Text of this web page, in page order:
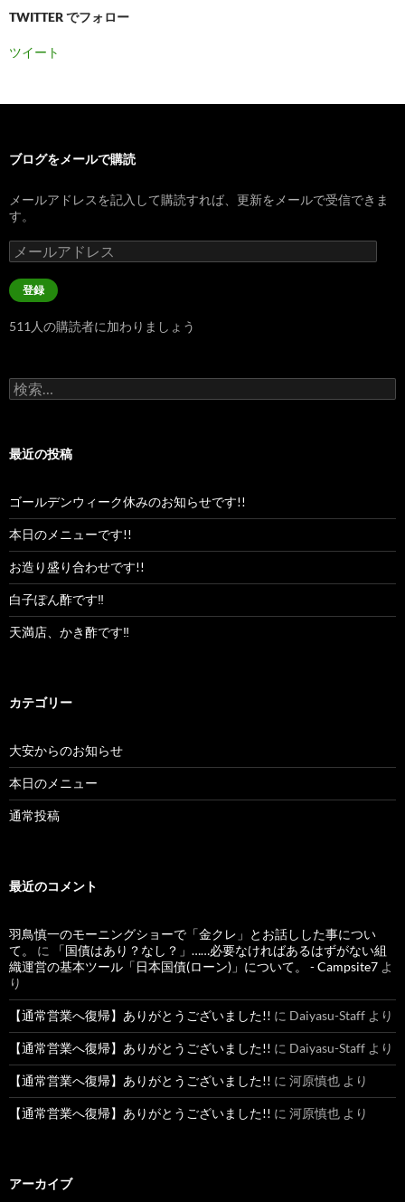
TWITTER でフォロー
ツイート
ブログをメールで購読
メールアドレスを記入して購読すれば、更新をメールで受信できま
す。
メ
ー
ル
ア
レ
登録
511人の購読者に加わりましょう
検
索:
最近の投稿
ゴールデンウィーク休みのお知らせです!!
本日のメニューです!!
お造り盛り合わせです!!
白子ぽん酢です‼︎
天満店、かき酢です‼︎
カテゴリー
大安からのお知らせ
本日のメニュー
通常投稿
最近のコメント
羽鳥慎一のモーニングショーで「金クレ」とお話しした事につい
て。
に
「国債はあり？なし？」……必要なければあるはずがない組
織運営の基本ツール「日本国債(ローン)」について。 - Campsite7 よ
り
【通常営業へ復帰】ありがとうございました!! に Daiyasu-Staff より
【通常営業へ復帰】ありがとうございました!! に Daiyasu-Staff より
【通常営業へ復帰】ありがとうございました!! に 河原慎也 より
【通常営業へ復帰】ありがとうございました!! に 河原慎也 より
アーカイブ